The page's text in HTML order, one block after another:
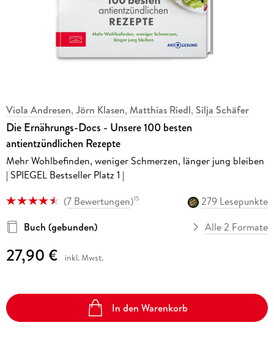
Viola Andresen, Jörn Klasen, Matthias Riedl, Silja Schäfer
Die Ernährungs-Docs - Unsere 100 besten
antientzündlichen Rezepte
Mehr Wohlbefinden, weniger Schmerzen, länger jung bleiben
| SPIEGEL Bestseller Platz 1 |
(7 Bewertungen)15
279 Lesepunkte
Buch (gebunden)
Alle 2 Formate
27,90 € inkl. Mwst.
In den Warenkorb